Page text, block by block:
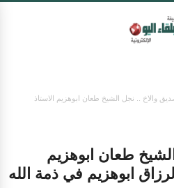
والاخ .. نجل الشيخ طعان ابوهزيم الاستاذ
طعان ابوهزيم
ابوهزيم في ذمة الله